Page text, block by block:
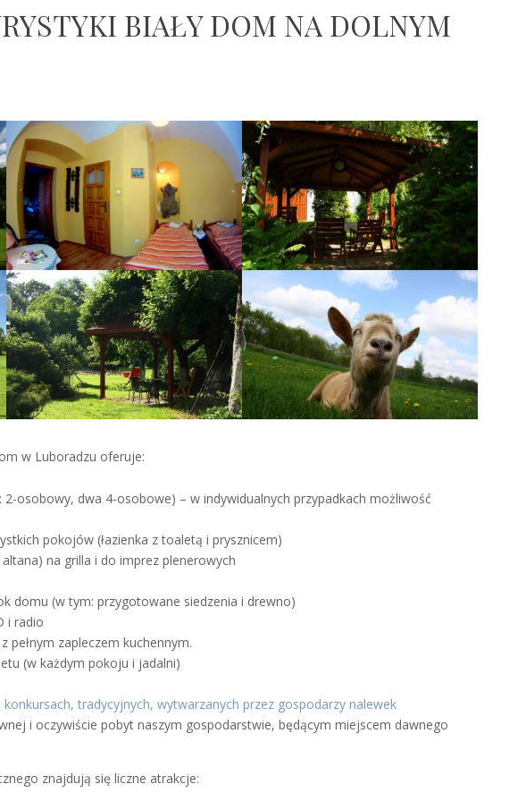
BIAŁY DOM NA DOLNYM
w Luboradzu oferuje:
osobowy, dwa 4-osobowe) – w indywidualnych przypadkach możliwość
pokojów (łazienka z toaletą i prysznicem)
na grilla i do imprez plenerowych
domu (w tym: przygotowane siedzenia i drewno)
i radio
pełnym zapleczem kuchennym.
(w każdym pokoju i jadalni)
tradycyjnych, wytwarzanych przez gospodarzy nalewek
i oczywiście pobyt naszym gospodarstwie, będącym miejscem dawnego
znajdują się liczne atrakcje: